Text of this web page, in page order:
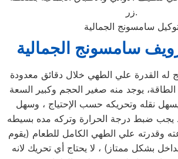
زر.
سامسونج الجمالية
سامسونج الجمالية
القدرة علي الطهي خلال دقائق معدودة
يوجد منه صغير الحجم وكبير السعة
نقله وتحريكه حسب الإحتياج ، وسهل
يجب ضبط درجة الحرارة وتركه مده بسيطه
وقدرته علي الطهي الكامل للطعام (يقوم
بشكل ممتاز) ، لا يحتاج أي تحريك لانه